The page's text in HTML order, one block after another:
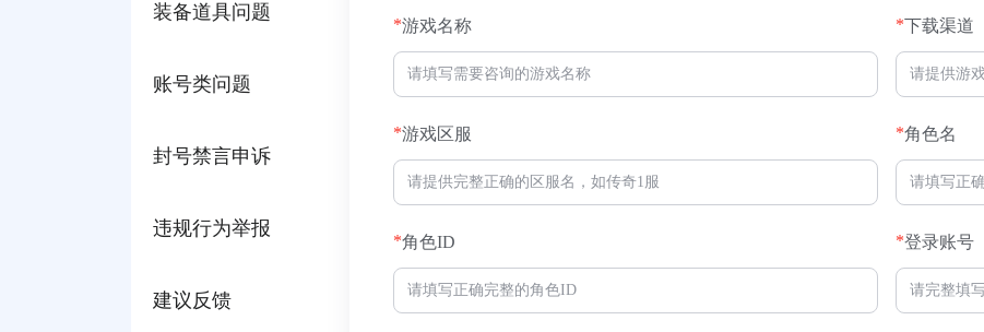
装备道具问题
账号类问题
封号禁言申诉
违规行为举报
建议反馈
*游戏名称 *下载渠道
*游戏区服 *角色名
*角色ID *登录账号